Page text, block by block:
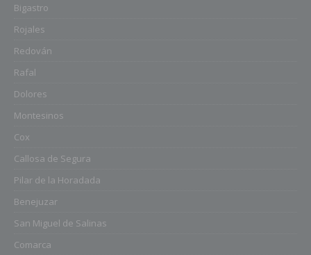
Bigastro
Rojales
Redován
Rafal
Dolores
Montesinos
Cox
Callosa de Segura
Pilar de la Horadada
Benejuzar
San Miguel de Salinas
Comarca